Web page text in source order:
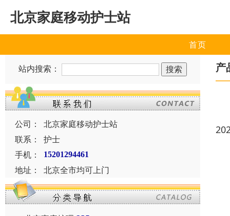
北京家庭移动护士站
首页
站内搜索：
公司：
北京家庭移动护士站
联系：
护士
手机：
15201294461
地址： 北京全市均可上门
产